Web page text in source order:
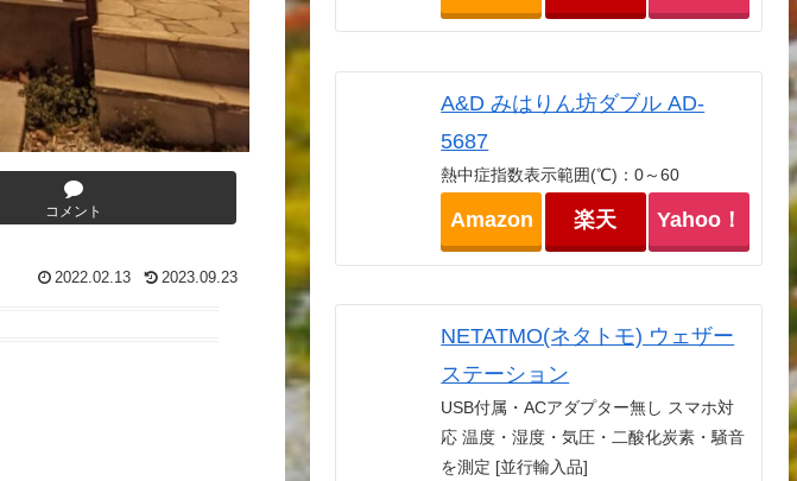
コメント
2022.02.13 2023.09.23
A&D みはりん坊ダブル AD-
5687
熱中症指数表示範囲(℃)：0～60
Amazon 楽天 Yahoo！
NETATMO(ネタトモ) ウェザー
ステーション
USB付属・ACアダプター無し スマホ対
応 温度・湿度・気圧・二酸化炭素・騒音
を測定 [並行輸入品]